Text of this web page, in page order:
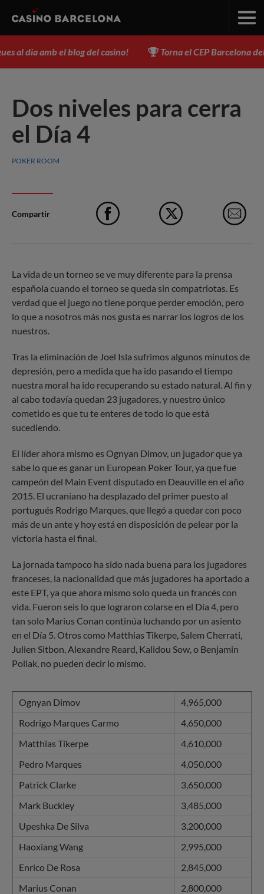
al dia amb el blog del casino! Torna el CEP Barcelona del
Dos niveles para cerra
el Día 4
POKER ROOM
Compartir
Facebook
La vida de un torneo se ve muy diferente para la prensa
española cuando el torneo se queda sin compatriotas. Es
verdad que el juego no tiene porque perder emoción, pero
lo que a nosotros más nos gusta es narrar los logros de los
nuestros.
Tras la eliminación de Joel Isla sufrimos algunos minutos de
depresión, pero a medida que ha ido pasando el tiempo
nuestra moral ha ido recuperando su estado natural. Al fin y
al cabo todavía quedan 23 jugadores, y nuestro único
cometido es que tu te enteres de todo lo que está
sucediendo.
El líder ahora mismo es Ognyan Dimov, un jugador que ya
sabe lo que es ganar un European Poker Tour, ya que fue
campeón del Main Event disputado en Deauville en el año
2015. El ucraniano ha desplazado del primer puesto al
portugués Rodrigo Marques, que llegó a quedar con poco
más de un ante y hoy está en disposición de pelear por la
victoria hasta el final.
La jornada tampoco ha sido nada buena para los jugadores
franceses, la nacionalidad que más jugadores ha aportado a
este EPT, ya que ahora mismo solo queda un francés con
vida. Fueron seis lo que lograron colarse en el Día 4, pero
tan solo Marius Conan continúa luchando por un asiento
en el Día 5. Otros como Matthias Tikerpe, Salem Cherrati,
Julien Sitbon, Alexandre Reard, Kalidou Sow, o Benjamin
Pollak, no pueden decir lo mismo.
Ognyan Dimov
4,965,000
Rodrigo Marques Carmo
4,650,000
Matthias Tikerpe
4,610,000
Pedro Marques
4,050,000
Patrick Clarke
3,650,000
Mark Buckley
3,485,000
Upeshka De Silva
3,200,000
Haoxiang Wang
2,995,000
Enrico De Rosa
2,845,000
Marius Conan
2,800,000